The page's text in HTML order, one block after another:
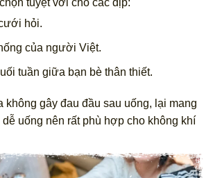
tuyệt vời cho các dịp:
hỏi.
của người Việt.
tuần giữa bạn bè thân thiết.
không gây đau đầu sau uống, lại mang
uống nên rất phù hợp cho không khí